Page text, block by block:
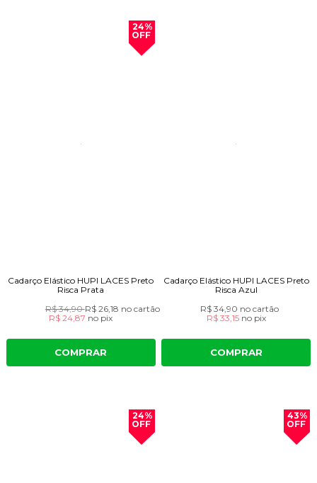
24%
OFF
Cadarço Elástico HUPI LACES Preto
Risca Prata
R$ 34,90R$ 26,18 no cartão
R$ 24,87 no pix
COMPRAR
Cadarço Elástico HUPI LACES Preto
Risca Azul
R$ 34,90 no cartão
R$ 33,15 no pix
COMPRAR
24%
OFF
43%
OFF